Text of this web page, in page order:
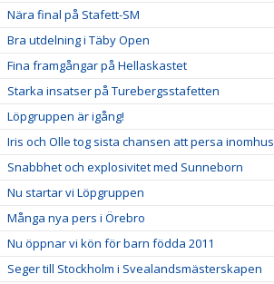
Nära final på Stafett-SM
Bra utdelning i Täby Open
Fina framgångar på Hellaskastet
Starka insatser på Turebergsstafetten
Löpgruppen är igång!
Iris och Olle tog sista chansen att persa inomhus
Snabbhet och explosivitet med Sunneborn
Nu startar vi Löpgruppen
Många nya pers i Örebro
Nu öppnar vi kön för barn födda 2011
Seger till Stockholm i Svealandsmästerskapen